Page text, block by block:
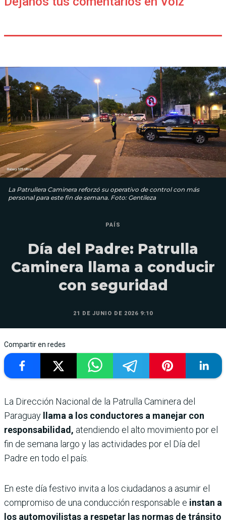
La Patrullera Caminera reforzó su operativo de control con más
personal para este fin de semana. Foto: Gentileza
PAÍS
Día del Padre: Patrulla
Caminera llama a conducir
con seguridad
21 DE JUNIO DE 2026 9:10
Compartir en redes
La Dirección Nacional de la Patrulla Caminera del
Paraguay llama a los conductores a manejar con
responsabilidad, atendiendo el alto movimiento por el
fin de semana largo y las actividades por el Día del
Padre en todo el país.
En este día festivo invita a los ciudadanos a asumir el
compromiso de una conducción responsable e instan a
los automovilistas a respetar las normas de tránsito